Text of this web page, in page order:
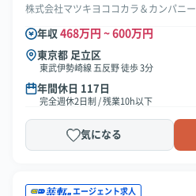
株式会社マツキヨココカラ＆カンパニー
年収 468万円 ~ 600万円
東京都 足立区
東武伊勢崎線 五反野 徒歩 3分
年間休日 117日
完全週休2日制 / 残業10h以下
気になる
エージェント求人